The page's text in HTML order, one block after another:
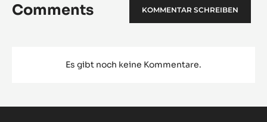
Comments KOMMENTAR SCHREIBEN
Es gibt noch keine Kommentare.